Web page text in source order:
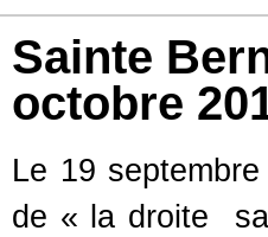
Sainte
octobre
Le 19
de « la droite